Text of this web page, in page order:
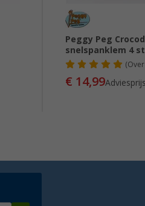
Peggy Peg
snelspanklem 4
(Over
€ 14,99Adviesprijs